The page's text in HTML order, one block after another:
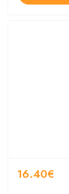
16.40€